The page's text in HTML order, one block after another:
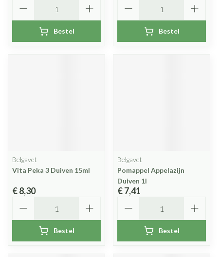
Bestel Bestel
Belgavet
Vita Peka 3 Duiven 15ml
€ 8,30
Bestel
Belgavet
Pomappel Appelazijn
Duiven 1l
€ 7,41
Bestel